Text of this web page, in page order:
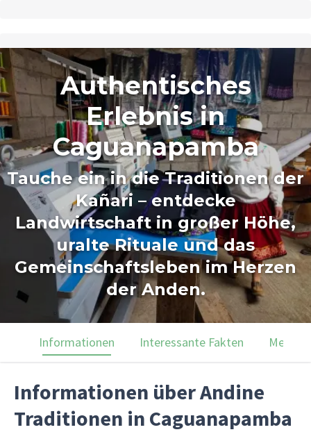
Authentisches
Erlebnis in
Caguanapamba
Tauche ein in die Traditionen der
Kañari – entdecke
Landwirtschaft in großer Höhe,
uralte Rituale und das
Gemeinschaftsleben im Herzen
der Anden.
Informationen Interessante Fakten
Informationen über Andine
Traditionen in Caguanapamba